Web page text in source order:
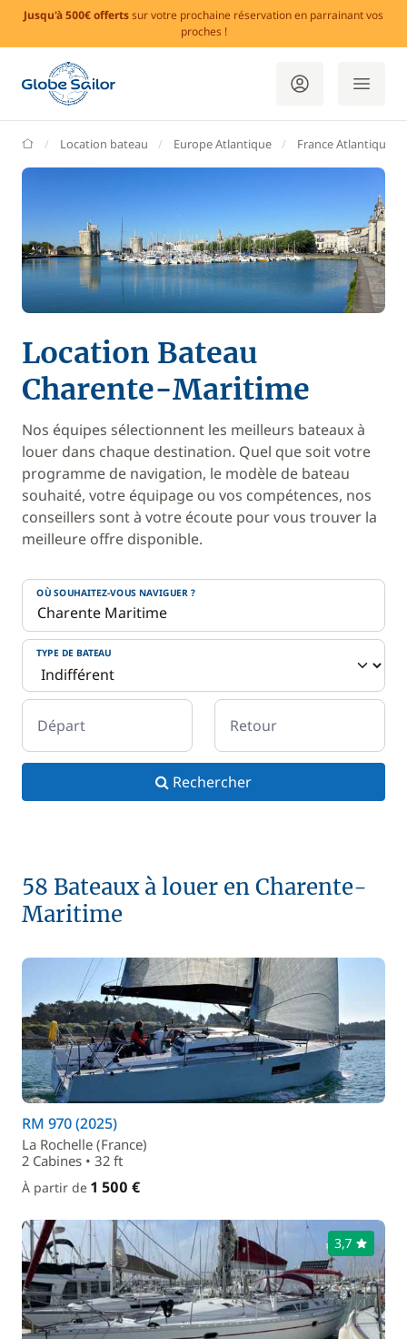
Jusqu'à 500€ offertssur votre prochaine réservation en parrainant vos
proches !
GlobeSailor
Location bateau Europe Atlantique France Atlantique
Location Bateau
Charente-Maritime
Nos équipes sélectionnent les meilleurs bateaux à
louer dans chaque destination. Quel que soit votre
programme de navigation, le modèle de bateau
souhaité, votre équipage ou vos compétences, nos
conseillers sont à votre écoute pour vous trouver la
meilleure offre disponible.
OÙ SOUHAITEZ-VOUS NAVIGUER ?
TYPE DE BATEAU
Départ Retour
Rechercher
58 Bateaux à louer en Charente-
Maritime
RM 970 (2025)
La Rochelle (France)
2 Cabines • 32 ft
À partir de 1 500 €
3,7